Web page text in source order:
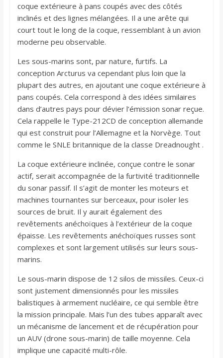
coque extérieure à pans coupés avec des côtés
inclinés et des lignes mélangées. Il a une arête qui
court tout le long de la coque, ressemblant à un avion
moderne peu observable.
Les sous-marins sont, par nature, furtifs. La
conception Arcturus va cependant plus loin que la
plupart des autres, en ajoutant une coque extérieure à
pans coupés. Cela correspond à des idées similaires
dans d’autres pays pour dévier l’émission sonar reçue.
Cela rappelle le Type-212CD de conception allemande
qui est construit pour l’Allemagne et la Norvège. Tout
comme le SNLE britannique de la classe Dreadnought .
La coque extérieure inclinée, conçue contre le sonar
actif, serait accompagnée de la furtivité traditionnelle
du sonar passif. Il s’agit de monter les moteurs et
machines tournantes sur berceaux, pour isoler les
sources de bruit. Il y aurait également des
revêtements anéchoïques à l’extérieur de la coque
épaisse. Les revêtements anéchoïques russes sont
complexes et sont largement utilisés sur leurs sous-
marins.
Le sous-marin dispose de 12 silos de missiles. Ceux-ci
sont justement dimensionnés pour les missiles
balistiques à armement nucléaire, ce qui semble être
la mission principale. Mais l’un des tubes apparaît avec
un mécanisme de lancement et de récupération pour
un AUV (drone sous-marin) de taille moyenne. Cela
implique une capacité multi-rôle.